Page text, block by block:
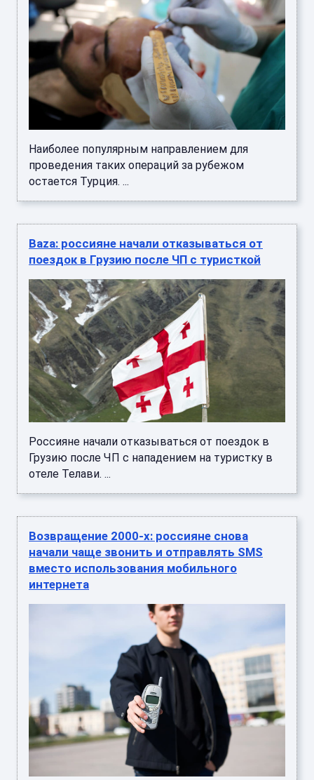
Наиболее популярным направлением для
проведения таких операций за рубежом
остается Турция. ...
Baza: россияне начали отказываться от
поездок в Грузию после ЧП с туристкой
Россияне начали отказываться от поездок в
Грузию после ЧП с нападением на туристку в
отеле Телави. ...
Возвращение 2000-х: россияне снова
начали чаще звонить и отправлять SMS
вместо использования мобильного
интернета